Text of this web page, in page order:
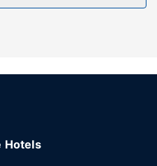
kan få et lift til
Hotels